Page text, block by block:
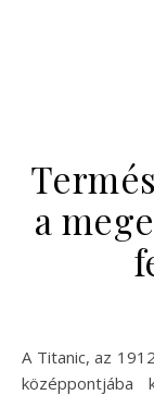
a
A Titanic, az 1912-es tragédia szimbóluma, újra a figyelem